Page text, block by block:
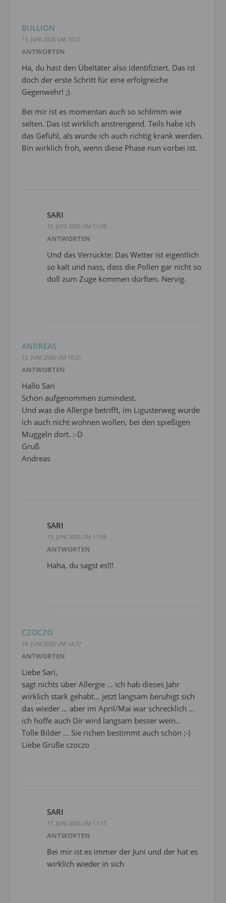
BULLION
11. JUNI 2026 UM 10:21
ANTWORTEN
Ha, du hast den Übeltäter also identifiziert. Das ist
doch der erste Schritt für eine erfolgreiche
Gegenwehr! ;)
Bei mir ist es momentan auch so schlimm wie
selten. Das ist wirklich anstrengend. Teils habe ich
das Gefühl, als würde ich auch richtig krank werden.
Bin wirklich froh, wenn diese Phase nun vorbei ist.
SARI
15. JUNI 2026 UM 11:09
ANTWORTEN
Und das Verrückte: Das Wetter ist eigentlich
so kalt und nass, dass die Pollen gar nicht so
doll zum Zuge kommen dürften. Nervig.
ANDREAS
12. JUNI 2026 UM 10:21
ANTWORTEN
Hallo Sari
Schön aufgenommen zumindest.
Und was die Allergie betrifft, im Ligusterweg würde
ich auch nicht wohnen wollen, bei den spießigen
Muggeln dort. :-D
Gruß
Andreas
SARI
15. JUNI 2026 UM 11:08
ANTWORTEN
Haha, du sagst es!!!
CZOCZO
16. JUNI 2026 UM 14:27
ANTWORTEN
Liebe Sari,
sagt nichts über Allergie … ich hab dieses Jahr
wirklich stark gehabt… jetzt langsam beruhigt sich
das wieder … aber im April/Mai war schrecklich …
ich hoffe auch Dir wird langsam besser wein..
Tolle Bilder … Sie richen bestimmt auch schön ;-)
Liebe Grüße czoczo
SARI
17. JUNI 2026 UM 11:13
ANTWORTEN
Bei mir ist es immer der Juni und der hat es
wirklich wieder in sich